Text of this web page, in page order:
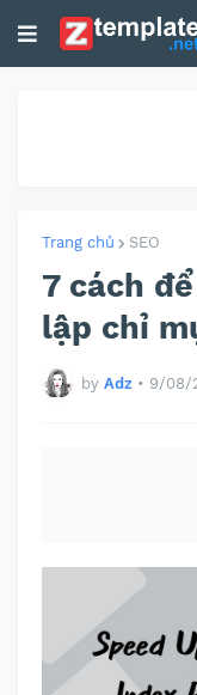
Trang chủ SEO
7 cách
lập chỉ
by Adz • 9/08/